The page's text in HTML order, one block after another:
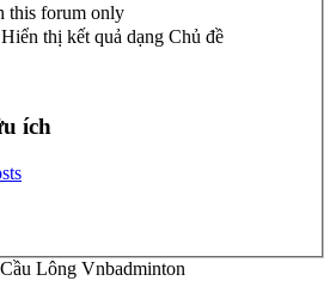
this forum only
Hiển thị kết quả dạng Chủ đề
ích
Lông Vnbadminton